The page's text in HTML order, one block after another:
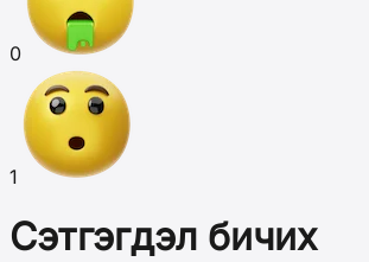
0
1
Сэтгэгдэл бичих